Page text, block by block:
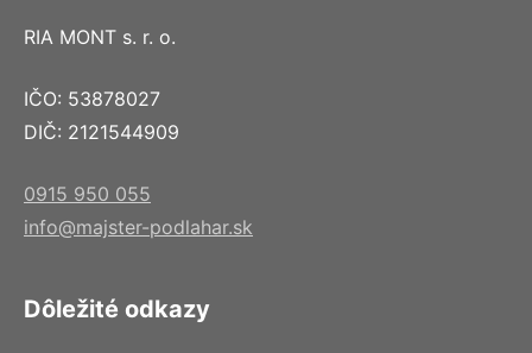
RIA MONT s. r. o.
IČO: 53878027
DIČ: 2121544909
0915 950 055
info@majster-podlahar.sk
Dôležité odkazy